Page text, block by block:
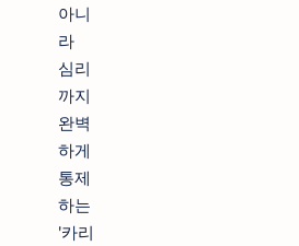
아니
라
심리
까지
완벽
하게
통제
하는
'카리